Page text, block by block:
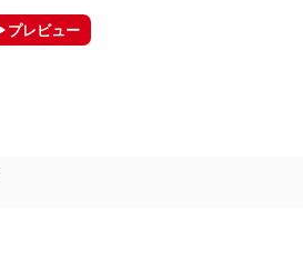
プレビュー